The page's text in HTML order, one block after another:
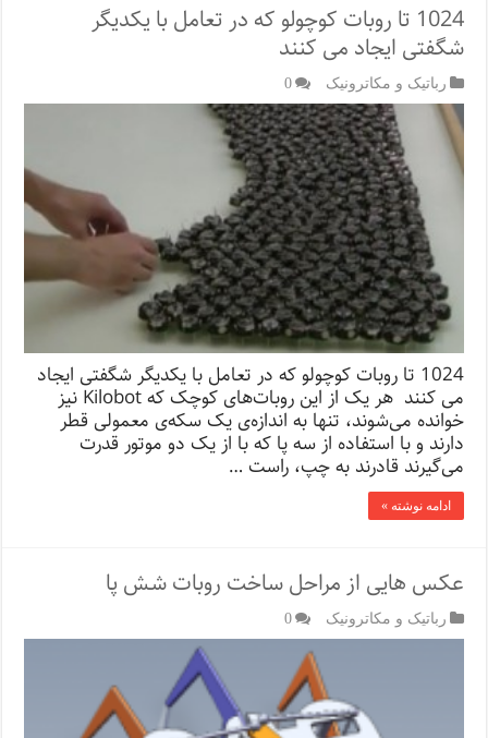
1024 تا روبات کوچولو که در تعامل با یکدیگر
شگفتی ایجاد می کنند
رباتیک و مکاترونیک 0
1024 تا روبات کوچولو که در تعامل با یکدیگر شگفتی ایجاد
می کنند هر یک از این روبات‌های کوچک که Kilobot نیز
خوانده می‌شوند، تنها به اندازه‌ی یک سکه‌ی معمولی قطر
دارند و با استفاده از سه پا که با از یک دو موتور قدرت
می‌گیرند قادرند به چپ، راست …
ادامه نوشته »
عکس هایی از مراحل ساخت روبات شش پا
رباتیک و مکاترونیک 0